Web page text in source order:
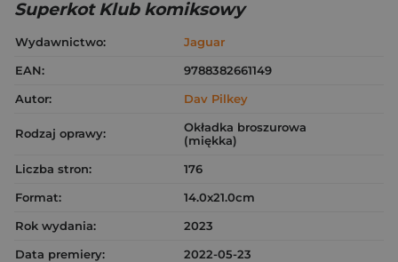
Superkot Klub komiksowy
Wydawnictwo:
Jaguar
EAN:
9788382661149
Autor:
Dav Pilkey
Rodzaj oprawy:
Okładka broszurowa
(miękka)
Liczba stron:
176
Format:
14.0x21.0cm
Rok wydania:
2023
Data premiery:
2022-05-23